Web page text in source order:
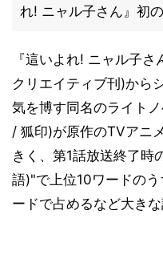
れ! ニャル子さん』初
『這いよれ! ニャル子
クリエイティブ刊)から
気を博す同名のライト
/ 狐印)が原作のTVアニ
きく、第1話放送終了
語)"で上位10ワードの
ードで占めるなど大きな